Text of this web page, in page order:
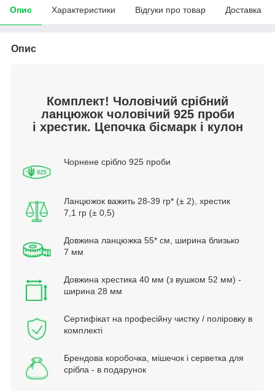
Опис Характеристики Відгуки про товар Доставка
Опис
Комплект! Чоловічий срібний
ланцюжок чоловічий 925 проби
і хрестик. Цепочка бісмарк і кулон
Чорнене срібло 925 проби
Ланцюжок важить 28-39 гр* (± 2), хрестик
7,1 гр (± 0,5)
Довжина ланцюжка 55* см, ширина близько
7 мм
Довжина хрестика 40 мм (з вушком 52 мм) -
ширина 28 мм
Сертифікат на професійну чистку / поліровку в
комплекті
Брендова коробочка, мішечок і серветка для
срібла - в подарунок